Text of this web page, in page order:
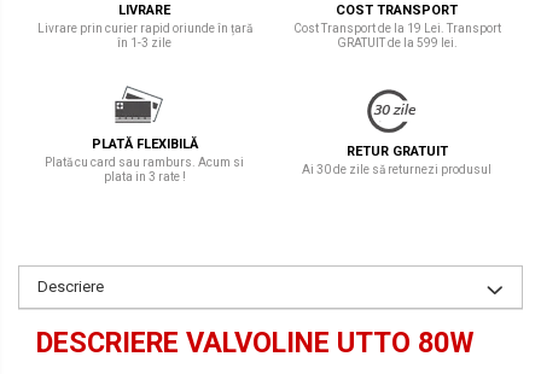
LIVRARE
Livrare prin curier rapid oriunde în țară
în 1-3 zile
COST TRANSPORT
Cost Transport de la 19 Lei. Transport
GRATUIT de la 599 lei.
PLATĂ FLEXIBILĂ
Plată cu card sau ramburs. Acum si
plata in 3 rate !
RETUR GRATUIT
Ai 30 de zile să returnezi produsul
Descriere
DESCRIERE VALVOLINE UTTO 80W